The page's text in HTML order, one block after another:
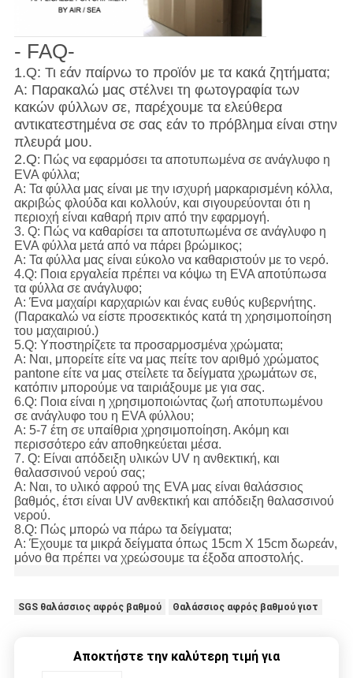
- FAQ-
1.Q: Τι εάν παίρνω το προϊόν με τα κακά ζητήματα;
Α: Παρακαλώ μας στέλνει τη φωτογραφία των
κακών φύλλων σε, παρέχουμε τα ελεύθερα
αντικατεστημένα σε σας εάν το πρόβλημα είναι στην
πλευρά μου.
2.Q: Πώς να εφαρμόσει τα αποτυπωμένα σε ανάγλυφο η
EVA φύλλα;
Α: Τα φύλλα μας είναι με την ισχυρή μαρκαρισμένη κόλλα,
ακριβώς φλούδα και κολλούν, και σιγουρεύονται ότι η
περιοχή είναι καθαρή πριν από την εφαρμογή.
3. Q: Πώς να καθαρίσει τα αποτυπωμένα σε ανάγλυφο η
EVA φύλλα μετά από να πάρει βρώμικος;
Α: Τα φύλλα μας είναι εύκολο να καθαριστούν με το νερό.
4.Q: Ποια εργαλεία πρέπει να κόψω τη EVA αποτύπωσα
τα φύλλα σε ανάγλυφο;
Α: Ένα μαχαίρι καρχαριών και ένας ευθύς κυβερνήτης.
(Παρακαλώ να είστε προσεκτικός κατά τη χρησιμοποίηση
του μαχαιριού.)
5.Q: Υποστηρίζετε τα προσαρμοσμένα χρώματα;
Α: Ναι, μπορείτε είτε να μας πείτε τον αριθμό χρώματος
pantone είτε να μας στείλετε τα δείγματα χρωμάτων σε,
κατόπιν μπορούμε να ταιριάξουμε με για σας.
6.Q: Ποια είναι η χρησιμοποιώντας ζωή αποτυπωμένου
σε ανάγλυφο του η EVA φύλλου;
Α: 5-7 έτη σε υπαίθρια χρησιμοποίηση. Ακόμη και
περισσότερο εάν αποθηκεύεται μέσα.
7. Q: Είναι απόδειξη υλικών UV η ανθεκτική, και
θαλασσινού νερού σας;
Α: Ναι, το υλικό αφρού της EVA μας είναι θαλάσσιος
βαθμός, έτσι είναι UV ανθεκτική και απόδειξη θαλασσινού
νερού.
8.Q: Πώς μπορώ να πάρω τα δείγματα;
Α: Έχουμε τα μικρά δείγματα όπως 15cm X 15cm δωρεάν,
μόνο θα πρέπει να χρεώσουμε τα έξοδα αποστολής.
SGS θαλάσσιος αφρός βαθμού Θαλάσσιος αφρός βαθμού γιοτ
Αποκτήστε την καλύτερη τιμή για